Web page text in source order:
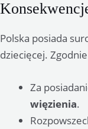
Polska posiada
dziecięcej.
Za
więzienia.